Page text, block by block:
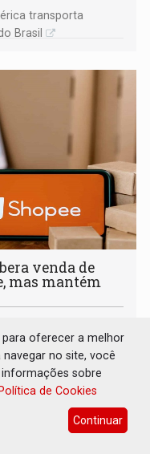
transporta
Brasil
venda de
mas mantém
de
utilizarem
oferecer a melhor
no site, você
sobre
Política de Cookies
Continuar